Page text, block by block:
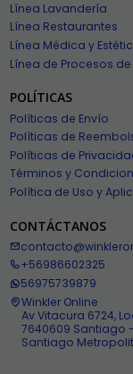
Línea Lavandería
Línea Restaurantes
Línea Médica y
Línea de Procesos
POLÍTICAS
Políticas de Envío
Políticas de
Políticas de
Términos y
Política de Uso y
CONTÁCTANOS
+56986602325
56975739879
Winkler Online
Av Vitacura 6724,
7640609 Santiago
Santiago